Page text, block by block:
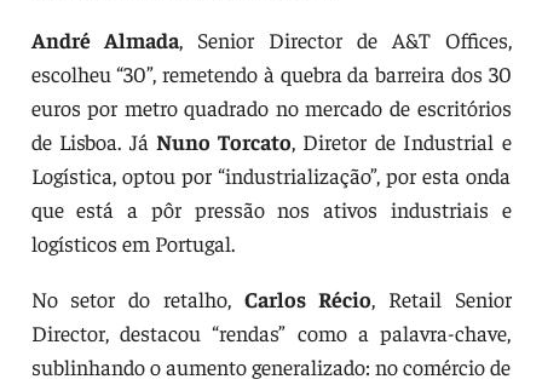
André Almada, Senior Director de A&T Offices,
escolheu “30”, remetendo à quebra da barreira dos 30
euros por metro quadrado no mercado de escritórios
de Lisboa. Já Nuno Torcato, Diretor de Industrial e
Logística, optou por “industrialização”, por esta onda
que está a pôr pressão nos ativos industriais e
logísticos em Portugal.
No setor do retalho, Carlos Récio, Retail Senior
Director, destacou “rendas” como a palavra-chave,
sublinhando o aumento generalizado: no comércio de